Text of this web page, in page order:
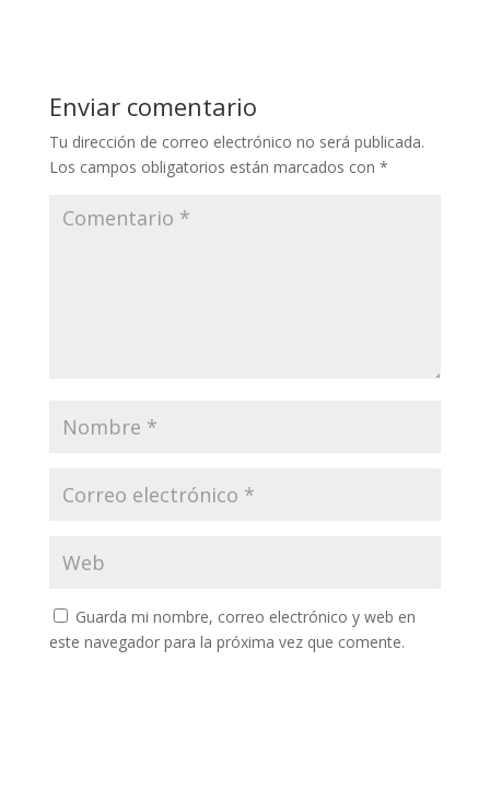
Enviar comentario
Tu dirección de correo electrónico no será publicada.
Los campos obligatorios están marcados con *
Guarda mi nombre, correo electrónico y web en
este navegador para la próxima vez que comente.